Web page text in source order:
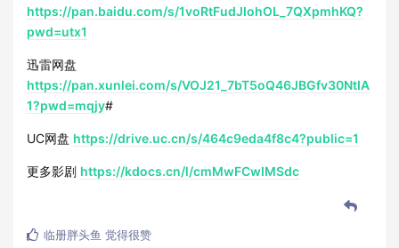
https://pan.baidu.com/s/1voRtFudJIohOL_7QXpmhKQ?
pwd=utx1
迅雷网盘
https://pan.xunlei.com/s/VOJ21_7bT5oQ46JBGfv30NtIA
1?pwd=mqjy#
UC网盘 https://drive.uc.cn/s/464c9eda4f8c4?public=1
更多影剧 https://kdocs.cn/l/cmMwFCwIMSdc
临册胖头鱼 觉得很赞